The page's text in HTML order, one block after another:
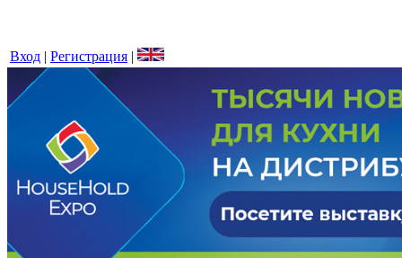
Вход | Регистрация |